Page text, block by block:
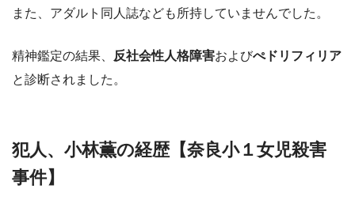
また、アダルト同人誌なども所持していませんでした。
精神鑑定の結果、 反社会性人格障害およびぺドリフィリア
と診断されました。
犯人、小林薫の経歴【奈良小１女児殺害
事件】